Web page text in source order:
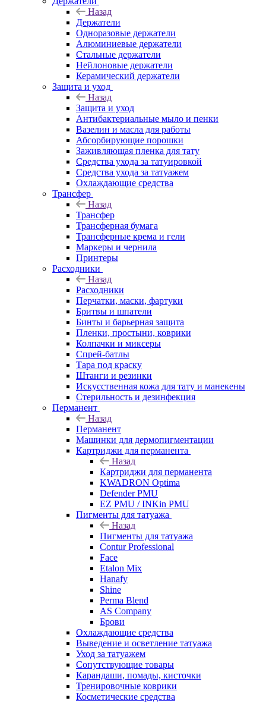
Назад
Держатели
Одноразовые держатели
Алюминиевые держатели
Стальные держатели
Нейлоновые держатели
Керамический держатели
Защита и уход
Назад
Защита и уход
Антибактериальные мыло и пенки
Вазелин и масла для работы
Абсорбирующие порошки
Заживляющая пленка для тату
Средства ухода за татуировкой
Средства ухода за татуажем
Охлаждающие средства
Трансфер
Назад
Трансфер
Трансферная бумага
Трансферные крема и гели
Маркеры и чернила
Принтеры
Расходники
Назад
Расходники
Перчатки, маски, фартуки
Бритвы и шпатели
Бинты и барьерная защита
Пленки, простыни, коврики
Колпачки и миксеры
Спрей-батлы
Тара под краску
Штанги и резинки
Искусственная кожа для тату и манекены
Стерильность и дезинфекция
Перманент
Назад
Перманент
Машинки для дермопигментации
Картриджи для перманента
Назад
Картриджи для перманента
KWADRON Optima
Defender PMU
EZ PMU / INKin PMU
Пигменты для татуажа
Назад
Пигменты для татуажа
Contur Professional
Face
Etalon Mix
Hanafy
Shine
Perma Blend
AS Company
Брови
Охлаждающие средства
Выведение и осветление татуажа
Уход за татуажем
Сопутствующие товары
Карандаши, помады, кисточки
Тренировочные коврики
Косметические средства